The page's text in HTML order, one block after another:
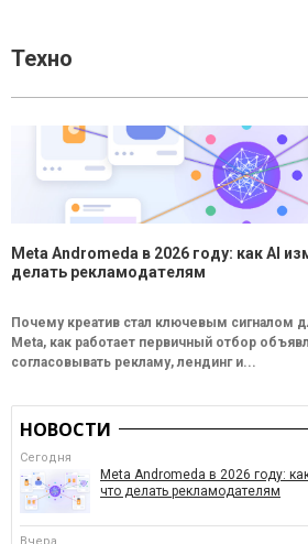
Техно
Meta Andromeda в 2026 году: как AI
делать рекламодателям
Почему креатив стал ключевым сигналом
Meta, как работает первичный отбор
согласовывать рекламу, лендинг и...
НОВОСТИ
Сегодня
Meta Andromeda в 2026 году:
что делать рекламодателям